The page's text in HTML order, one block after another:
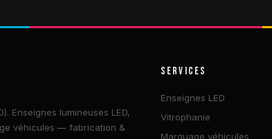
Enseignes lumineuses LED,
véhicules — fabrication &
SERVICES
Enseignes LED
Vitrophanie
Marquage véhicules